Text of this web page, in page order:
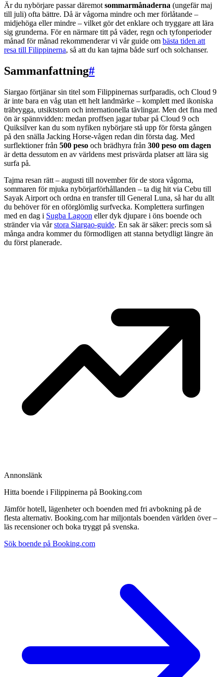
Är du nybörjare passar däremot sommarmånaderna (ungefär maj
till juli) ofta bättre. Då är vågorna mindre och mer förlåtande –
midjehöga eller mindre – vilket gör det enklare och tryggare att lära
sig grunderna. För en närmare titt på väder, regn och tyfonperioder
månad för månad rekommenderar vi vår guide om bästa tiden att
resa till Filippinerna, så att du kan tajma både surf och solchanser.
Sammanfattning#
Siargao förtjänar sin titel som Filippinernas surfparadis, och Cloud 9
är inte bara en våg utan ett helt landmärke – komplett med ikoniska
träbrygga, utsiktstorn och internationella tävlingar. Men det fina med
ön är spännvidden: medan proffsen jagar tubar på Cloud 9 och
Quiksilver kan du som nyfiken nybörjare stå upp för första gången
på den snälla Jacking Horse-vågen redan din första dag. Med
surflektioner från 500 peso och brädhyra från 300 peso om dagen
är detta dessutom en av världens mest prisvärda platser att lära sig
surfa på.
Tajma resan rätt – augusti till november för de stora vågorna,
sommaren för mjuka nybörjarförhållanden – ta dig hit via Cebu till
Sayak Airport och ordna en transfer till General Luna, så har du allt
du behöver för en oförglömlig surfvecka. Komplettera surfingen
med en dag i Sugba Lagoon eller dyk djupare i öns boende och
stränder via vårstora Siargao-guide. En sak är säker: precis som så
många andra kommer du förmodligen att stanna betydligt längre än
du först planerade.
Annonslänk
Hitta boende i Filippinerna på Booking.com
Jämför hotell, lägenheter och boenden med fri avbokning på de
flesta alternativ. Booking.com har miljontals boenden världen över –
läs recensioner och boka tryggt på svenska.
Sök boende på Booking.com